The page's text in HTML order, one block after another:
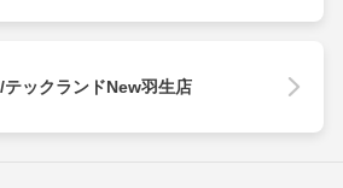
テックランドNew羽生店